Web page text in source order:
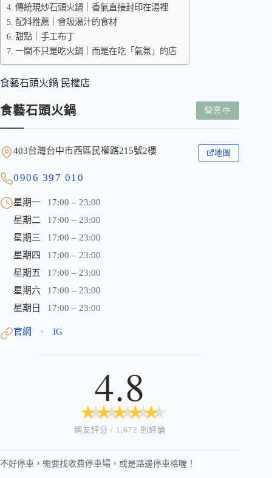
傳統現炒石頭火鍋｜香氣直接封印在湯裡
配料推薦｜會吸湯汁的食材
甜點｜手工布丁
一間不只是吃火鍋｜而是在吃「氣氛」的店
食藝石頭火鍋 民權店
食藝石頭火鍋 營業中
403台灣台中市西區民權路215號2樓 地圖
0906 397 010
星期一
17:00 – 23:00
星期二
17:00 – 23:00
星期三
17:00 – 23:00
星期四
17:00 – 23:00
星期五
17:00 – 23:00
星期六
17:00 – 23:00
星期日
17:00 – 23:00
官網 、 IG
4.8
★
★ ★
★ ★
★ ★
★ ★
★
網友評分 / 1,672 則評論
不好停車，需要找收費停車場，或是路邊停車格喔！